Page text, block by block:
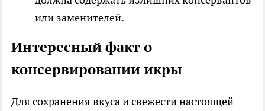
или заменителей.
Интересный факт о
консервировании икры
Для сохранения вкуса и свежести настоящей